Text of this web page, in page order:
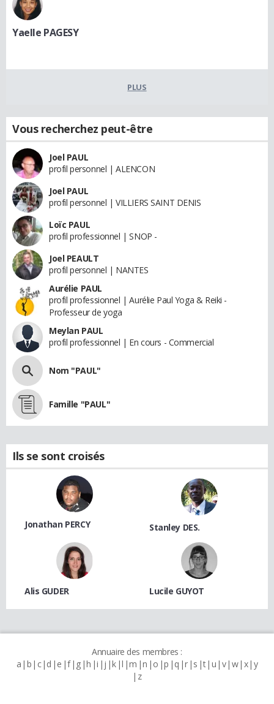
Yaelle PAGESY
PLUS
Vous recherchez peut-être
Joel PAUL
profil personnel | ALENCON
Joel PAUL
profil personnel | VILLIERS SAINT DENIS
Loïc PAUL
profil professionnel | SNOP -
Joel PEAULT
profil personnel | NANTES
Aurélie PAUL
profil professionnel | Aurélie Paul Yoga & Reiki -
Professeur de yoga
Meylan PAUL
profil professionnel | En cours - Commercial
Nom "PAUL"
Famille "PAUL"
Ils se sont croisés
Jonathan PERCY Stanley DES.
Alis GUDER Lucile GUYOT
Annuaire des membres :
a b c d e f g h i j k l m n o p q r s t u v w x y
z